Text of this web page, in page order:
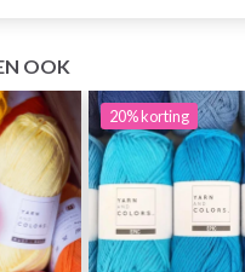
OOK
20%korting